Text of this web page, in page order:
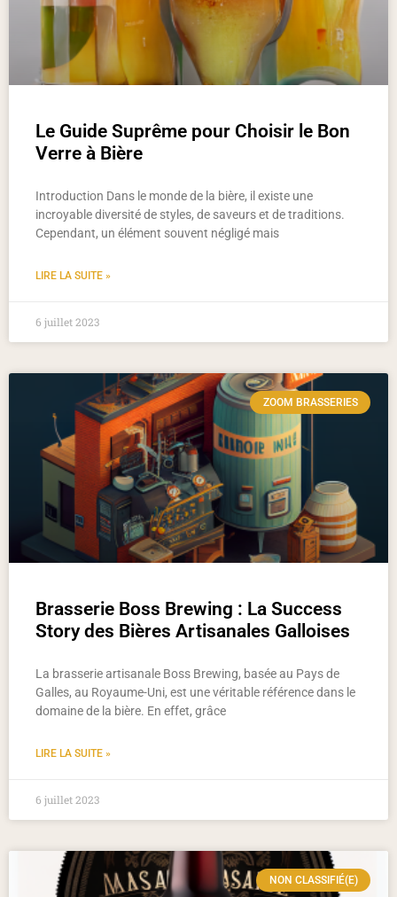
Le Guide Suprême pour Choisir le Bon
Verre à Bière
Introduction Dans le monde de la bière, il existe une
incroyable diversité de styles, de saveurs et de traditions.
Cependant, un élément souvent négligé mais
LIRE LA SUITE »
6 juillet 2023
ZOOM BRASSERIES
Brasserie Boss Brewing : La Success
Story des Bières Artisanales Galloises
La brasserie artisanale Boss Brewing, basée au Pays de
Galles, au Royaume-Uni, est une véritable référence dans le
domaine de la bière. En effet, grâce
LIRE LA SUITE »
6 juillet 2023
NON CLASSIFIÉ(E)